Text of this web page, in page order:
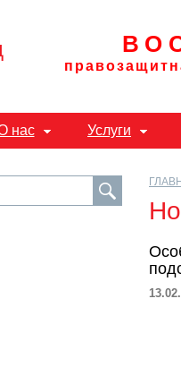
нас Услуги